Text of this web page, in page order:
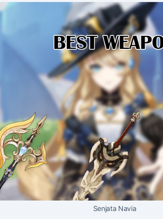
Senjata Navia